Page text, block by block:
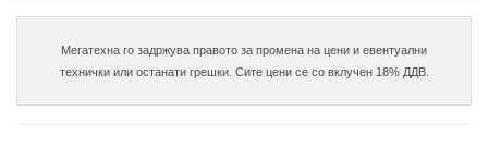
Мегатехна го задржува правото за промена на цени и евентуални